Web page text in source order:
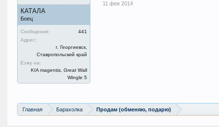
КАТАЛА
Боец
Сообщения:
441
Адрес:
г. Георгиевск,
Ставропольский край
Езжу на:
KIA magentis, Great Wall
Wingle 5
11 фев 2014
Главная Барахолка Продам (обменяю, подарю)